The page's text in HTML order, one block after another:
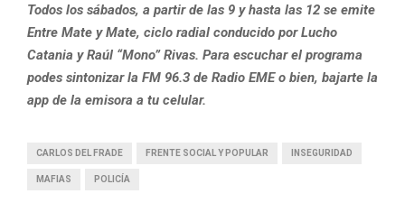
Todos los sábados, a partir de las 9 y hasta las 12 se emite
Entre Mate y Mate, ciclo radial conducido por Lucho
Catania y Raúl “Mono” Rivas. Para escuchar el programa
podes sintonizar la FM 96.3 de Radio EME o bien, bajarte la
app de la emisora a tu celular.
CARLOS DEL FRADE FRENTE SOCIAL Y POPULAR INSEGURIDAD
MAFIAS POLICÍA